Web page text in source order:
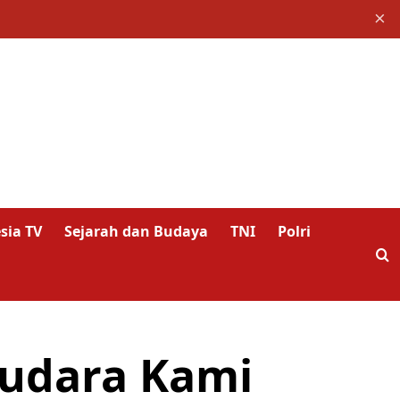
×
TV Sejarah dan Budaya TNI Polri
Kami